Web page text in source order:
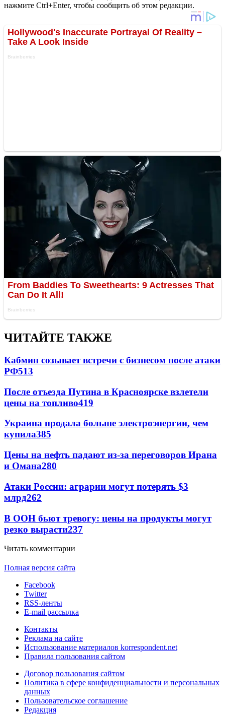
нажмите Ctrl+Enter, чтобы сообщить об этом редакции.
ЧИТАЙТЕ ТАКЖЕ
Кабмин созывает встречи с бизнесом после атаки
РФ513
После отъезда Путина в Красноярске взлетели
цены на топливо419
Украина продала больше электроэнергии, чем
купила385
Цены на нефть падают из-за переговоров Ирана
и Омана280
Атаки России: аграрии могут потерять $3
млрд262
В ООН бьют тревогу: цены на продукты могут
резко вырасти237
Читать комментарии
Полная версия сайта
Facebook
Twitter
RSS-ленты
E-mail рассылка
Контакты
Реклама на сайте
Использование материалов korrespondent.net
Правила пользования сайтом
Договор пользования сайтом
Политика в сфере конфиденциальности и персональных
данных
Пользовательское соглашение
Редакция